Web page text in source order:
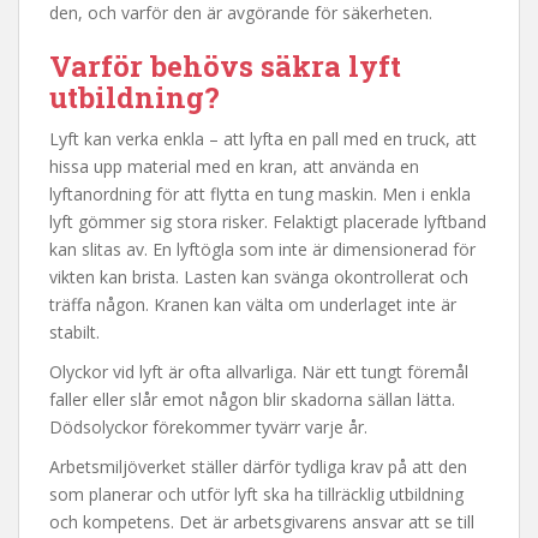
den, och varför den är avgörande för säkerheten.
Varför behövs säkra lyft
utbildning?
Lyft kan verka enkla – att lyfta en pall med en truck, att
hissa upp material med en kran, att använda en
lyftanordning för att flytta en tung maskin. Men i enkla
lyft gömmer sig stora risker. Felaktigt placerade lyftband
kan slitas av. En lyftögla som inte är dimensionerad för
vikten kan brista. Lasten kan svänga okontrollerat och
träffa någon. Kranen kan välta om underlaget inte är
stabilt.
Olyckor vid lyft är ofta allvarliga. När ett tungt föremål
faller eller slår emot någon blir skadorna sällan lätta.
Dödsolyckor förekommer tyvärr varje år.
Arbetsmiljöverket ställer därför tydliga krav på att den
som planerar och utför lyft ska ha tillräcklig utbildning
och kompetens. Det är arbetsgivarens ansvar att se till